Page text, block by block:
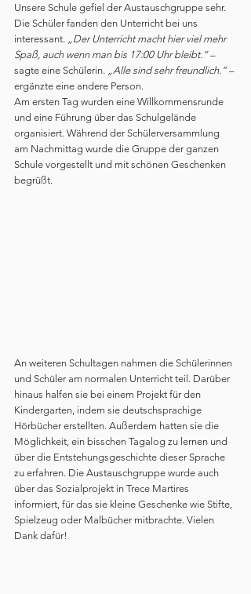
Unsere Schule gefiel der Austauschgruppe sehr.
Die Schüler fanden den Unterricht bei uns
interessant. „Der Unterricht macht hier viel mehr
Spaß, auch wenn man bis 17:00 Uhr bleibt.“ –
sagte eine Schülerin. „Alle sind sehr freundlich.“ –
ergänzte eine andere Person.
Am ersten Tag wurden eine Willkommensrunde
und eine Führung über das Schulgelände
organisiert. Während der Schülerversammlung
am Nachmittag wurde die Gruppe der ganzen
Schule vorgestellt und mit schönen Geschenken
begrüßt.
An weiteren Schultagen nahmen die Schülerinnen
und Schüler am normalen Unterricht teil. Darüber
hinaus halfen sie bei einem Projekt für den
Kindergarten, indem sie deutschsprachige
Hörbücher erstellten. Außerdem hatten sie die
Möglichkeit, ein bisschen Tagalog zu lernen und
über die Entstehungsgeschichte dieser Sprache
zu erfahren. Die Austauschgruppe wurde auch
über das Sozialprojekt in Trece Martires
informiert, für das sie kleine Geschenke wie Stifte,
Spielzeug oder Malbücher mitbrachte. Vielen
Dank dafür!